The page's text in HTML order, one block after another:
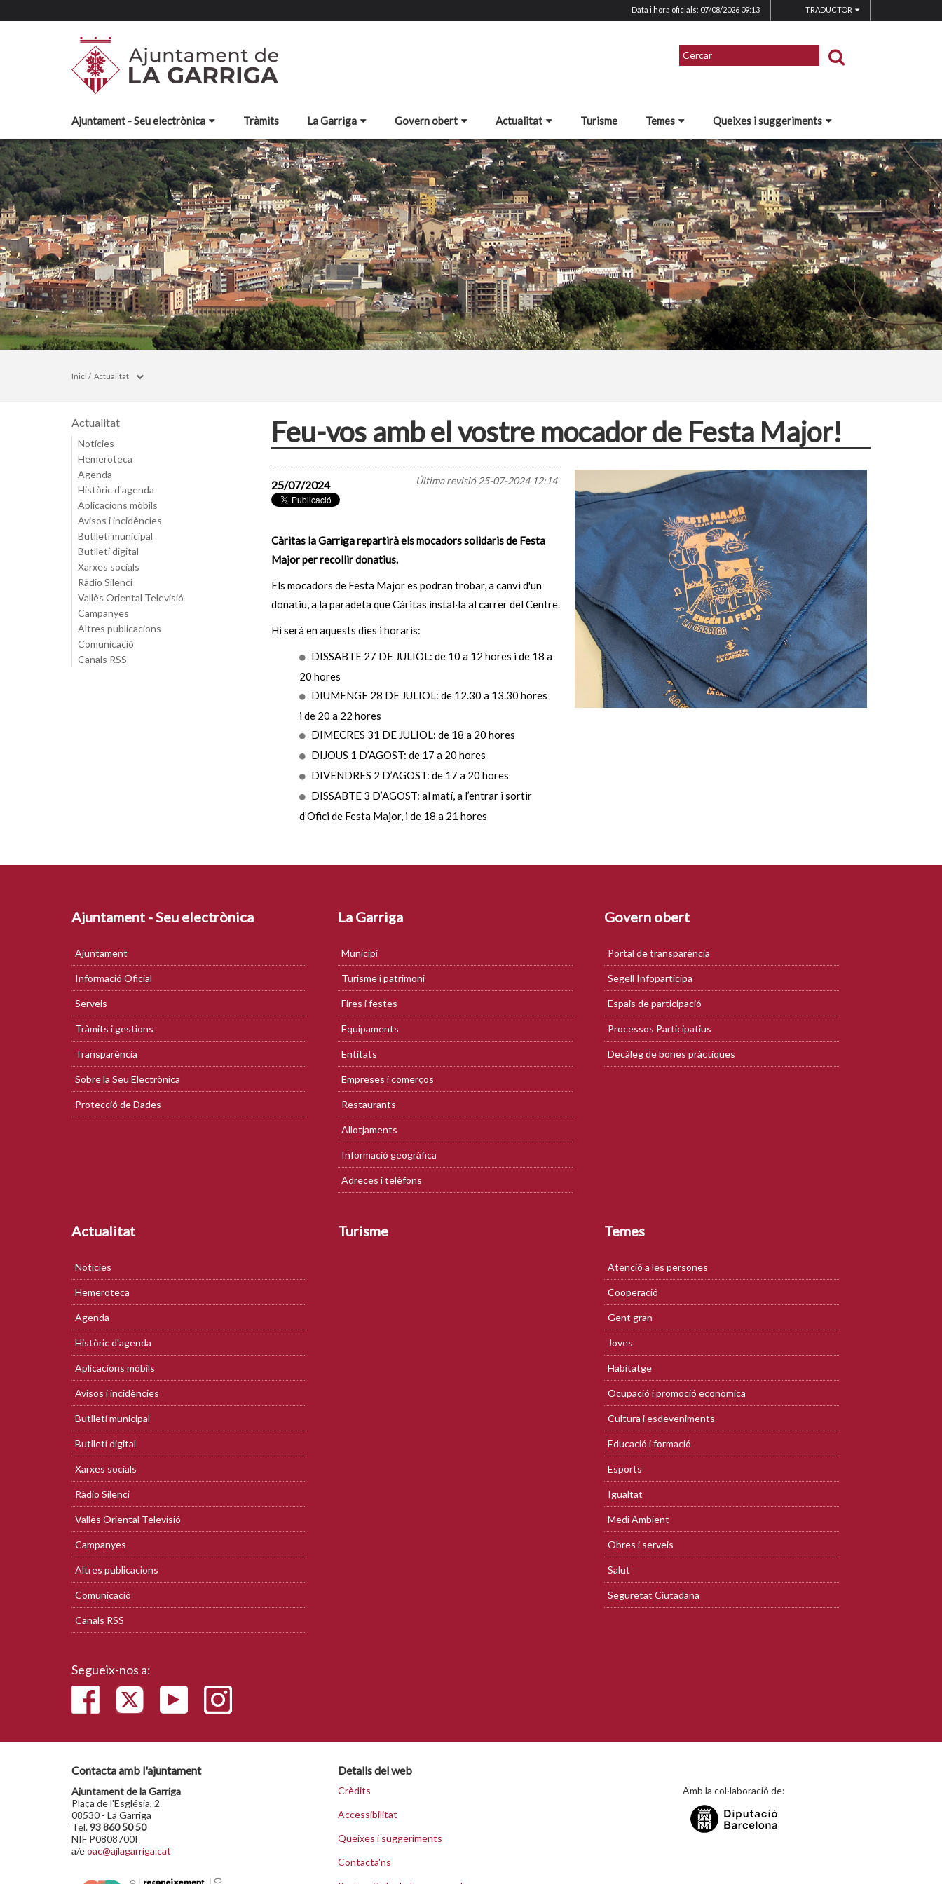
Data i hora oficials: 07/08/2026 09:13 TRADUCTOR
Ajuntament - Seu electrònica Tràmits La Garriga Govern obert Actualitat Turisme Temes Queixes i suggeriments
Inici / Actualitat
Actualitat
Notícies
Hemeroteca
Agenda
Històric d'agenda
Aplicacions mòbils
Avisos i incidències
Butlletí municipal
Butlletí digital
Xarxes socials
Ràdio Silenci
Vallès Oriental Televisió
Campanyes
Altres publicacions
Comunicació
Canals RSS
Feu-vos amb el vostre mocador de Festa Major!
Última revisió25-07-2024 12:14
25/07/2024
Càritas la Garriga repartirà els mocadors solidaris de Festa
Major per recollir donatius.
Els mocadors de Festa Major es podran trobar, a canvi d'un
donatiu, a la paradeta que Càritas instal·la al carrer del Centre.
Hi serà en aquests dies i horaris:
DISSABTE 27 DE JULIOL: de 10 a 12 hores i de 18 a
20 hores
DIUMENGE 28 DE JULIOL: de 12.30 a 13.30 hores
i de 20 a 22 hores
DIMECRES 31 DE JULIOL: de 18 a 20 hores
DIJOUS 1 D’AGOST: de 17 a 20 hores
DIVENDRES 2 D’AGOST: de 17 a 20 hores
DISSABTE 3 D’AGOST: al matí, a l’entrar i sortir
d’Ofici de Festa Major, i de 18 a 21 hores
Ajuntament - Seu electrònica
Ajuntament
Informació Oficial
Serveis
Tràmits i gestions
Transparència
Sobre la Seu Electrònica
Protecció de Dades
La Garriga
Municipi
Turisme i patrimoni
Fires i festes
Equipaments
Entitats
Empreses i comerços
Restaurants
Allotjaments
Informació geogràfica
Adreces i telèfons
Govern obert
Portal de transparència
Segell Infoparticipa
Espais de participació
Processos Participatius
Decàleg de bones pràctiques
Actualitat
Notícies
Hemeroteca
Agenda
Històric d'agenda
Aplicacions mòbils
Avisos i incidències
Butlletí municipal
Butlletí digital
Xarxes socials
Ràdio Silenci
Vallès Oriental Televisió
Campanyes
Altres publicacions
Comunicació
Canals RSS
Turisme Temes
Atenció a les persones
Cooperació
Gent gran
Joves
Habitatge
Ocupació i promoció econòmica
Cultura i esdeveniments
Educació i formació
Esports
Igualtat
Medi Ambient
Obres i serveis
Salut
Seguretat Ciutadana
Segueix-nos a:
Contacta amb l'ajuntament
Ajuntament de la Garriga
Plaça de l'Església, 2
08530 - La Garriga
Tel.93 860 50 50
NIF P0808700I
a/eoac@ajlagarriga.cat
Detalls del web
Crèdits
Accessibilitat
Queixes i suggeriments
Contacta'ns
Amb la col·laboració de: